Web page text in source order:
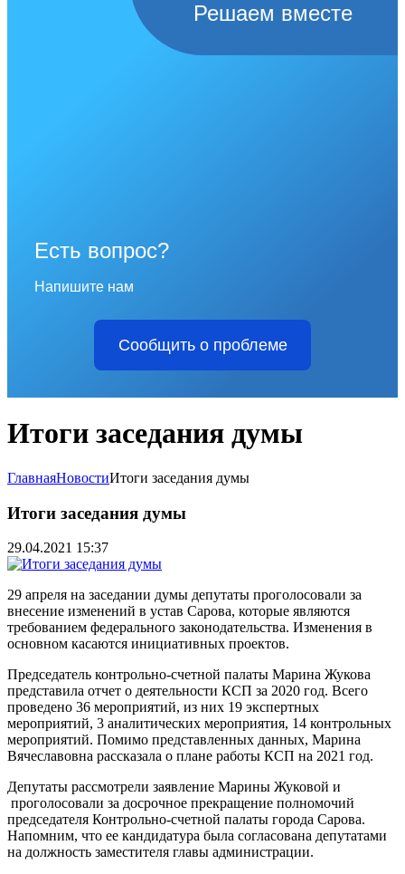
Решаем вместе
Есть вопрос?
Напишите нам
Сообщить о проблеме
Итоги заседания думы
ГлавнаяНовостиИтоги заседания думы
Итоги заседания думы
29.04.2021 15:37
29 апреля на заседании думы депутаты проголосовали за
внесение изменений в устав Сарова, которые являются
требованием федерального законодательства. Изменения в
основном касаются инициативных проектов.
Председатель контрольно-счетной палаты Марина Жукова
представила отчет о деятельности КСП за 2020 год. Всего
проведено 36 мероприятий, из них 19 экспертных
мероприятий, 3 аналитических мероприятия, 14 контрольных
мероприятий. Помимо представленных данных, Марина
Вячеславовна рассказала о плане работы КСП на 2021 год.
Депутаты рассмотрели заявление Марины Жуковой и
проголосовали за досрочное прекращение полномочий
председателя Контрольно-счетной палаты города Сарова.
Напомним, что ее кандидатура была согласована депутатами
на должность заместителя главы администрации.